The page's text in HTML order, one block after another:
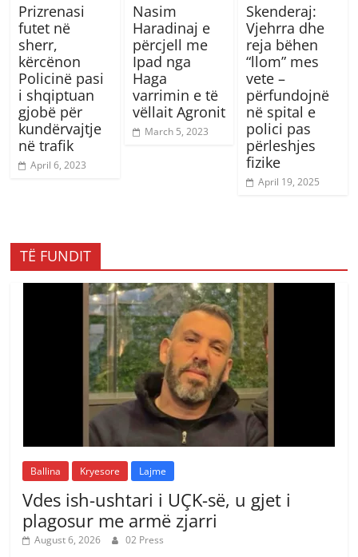
Prizrenasi
futet në
sherr,
kërcënon
Policinë pasi
i shqiptuan
gjobë për
kundërvajtje
në trafik
April 6, 2023
Nasim
Haradinaj e
përcjell me
Ipad nga
Haga
varrimin e të
vëllait Agronit
March 5, 2023
Skenderaj:
Vjehrra dhe
reja bëhen
“llom” mes
vete –
përfundojnë
në spital e
polici pas
përleshjes
fizike
April 19, 2025
TË FUNDIT
Ballina Kryesore Lajme
Vdes ish-ushtari i UÇK-së, u gjet i
plagosur me armë zjarri
August 6, 2026 02 Press